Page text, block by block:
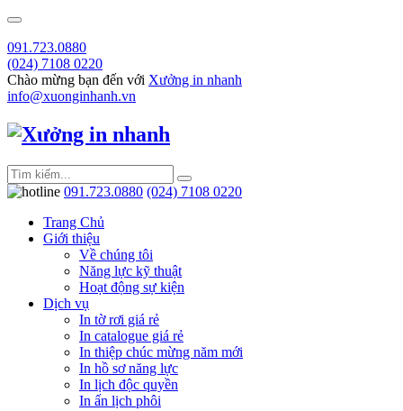
091.723.0880
(024) 7108 0220
Chào mừng bạn đến với Xưởng in nhanh
info@xuonginhanh.vn
091.723.0880 (024) 7108 0220
Trang Chủ
Giới thiệu
Về chúng tôi
Năng lực kỹ thuật
Hoạt động sự kiện
Dịch vụ
In tờ rơi giá rẻ
In catalogue giá rẻ
In thiệp chúc mừng năm mới
In hồ sơ năng lực
In lịch độc quyền
In ấn lịch phôi